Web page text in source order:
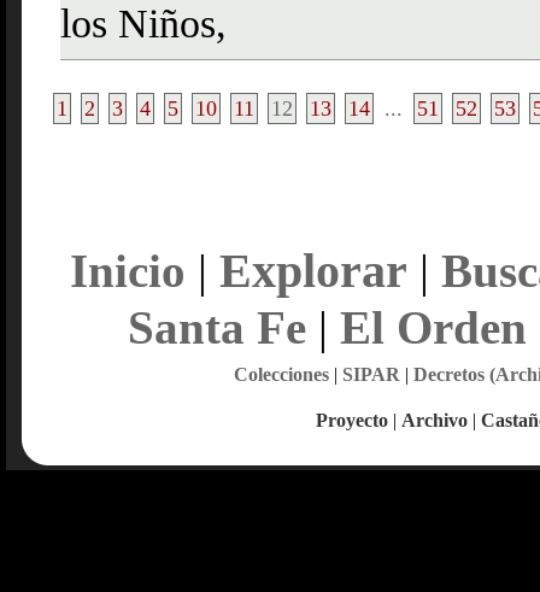
los Niños,
1 2 3 4 5 10 11 12 13 14 ... 51 52 53
Inicio | Explorar |
Santa Fe| El Orden
Colecciones| SIPAR | Decretos
Proyecto | Archivo |